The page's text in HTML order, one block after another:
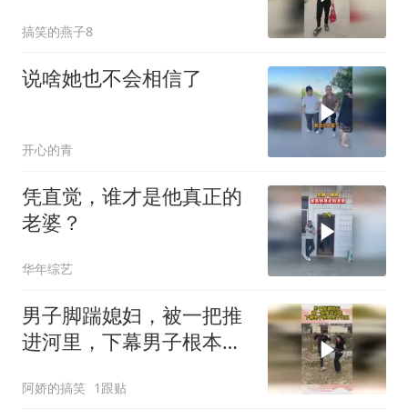
搞笑的燕子8
说啥她也不会相信了
开心的青
凭直觉，谁才是他真正的
老婆？
华年综艺
男子脚踹媳妇，被一把推
进河里，下幕男子根本爬
阿娇的搞笑 1跟贴